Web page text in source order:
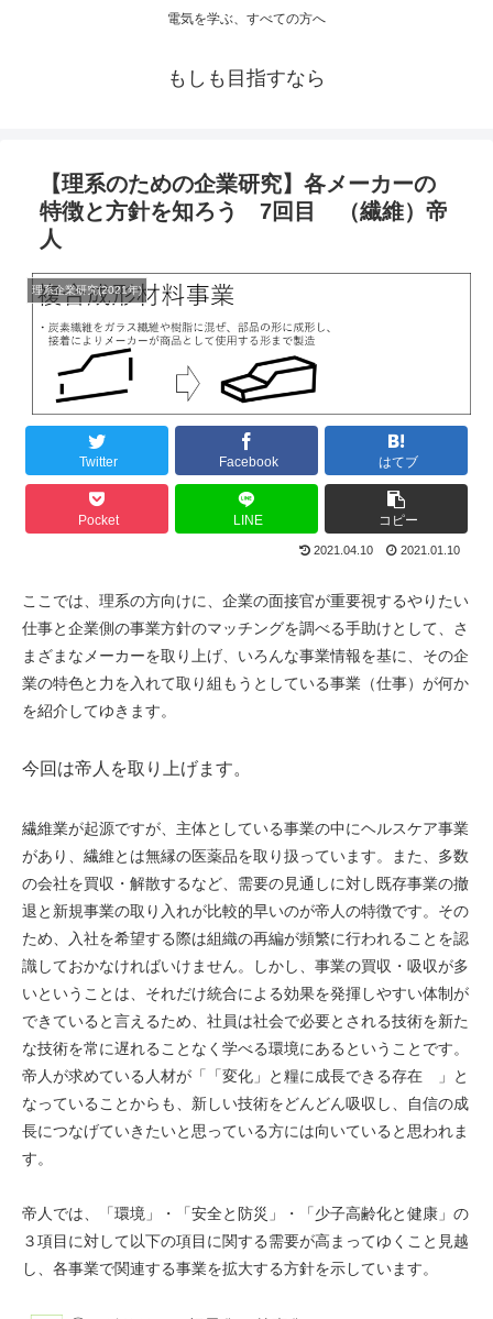
電気を学ぶ、すべての方へ
もしも目指すなら
【理系のための企業研究】各メーカーの
特徴と方針を知ろう 7回目 （繊維）帝
人
理系企業研究(2021年)
Twitter Facebook はてブ
Pocket LINE コピー
2021.04.10 2021.01.10
ここでは、理系の方向けに、企業の面接官が重要視するやりたい
仕事と企業側の事業方針のマッチングを調べる手助けとして、さ
まざまなメーカーを取り上げ、いろんな事業情報を基に、その企
業の特色と力を入れて取り組もうとしている事業（仕事）が何か
を紹介してゆきます。
今回は帝人を取り上げます。
繊維業が起源ですが、主体としている事業の中にヘルスケア事業
があり、繊維とは無縁の医薬品を取り扱っています。また、多数
の会社を買収・解散するなど、需要の見通しに対し既存事業の撤
退と新規事業の取り入れが比較的早いのが帝人の特徴です。その
ため、入社を希望する際は組織の再編が頻繁に行われることを認
識しておかなければいけません。しかし、事業の買収・吸収が多
いということは、それだけ統合による効果を発揮しやすい体制が
できていると言えるため、社員は社会で必要とされる技術を新た
な技術を常に遅れることなく学べる環境にあるということです。
帝人が求めている人材が「「変化」と糧に成長できる存在 」と
なっていることからも、新しい技術をどんどん吸収し、自信の成
長につなげていきたいと思っている方には向いていると思われま
す。
帝人では、「環境」・「安全と防災」・「少子高齢化と健康」の
３項目に対して以下の項目に関する需要が高まってゆくこと見越
し、各事業で関連する事業を拡大する方針を示しています。